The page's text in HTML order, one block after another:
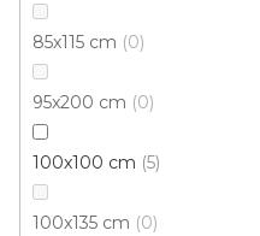
85x115 cm 0
95x200 cm 0
100x100 cm 5
100x135 cm 0